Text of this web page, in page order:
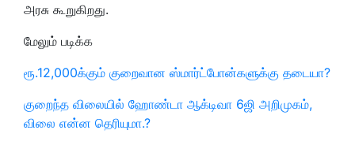
அரசு கூறுகிறது.
மேலும் படிக்க
ரூ.12,000க்கும் குறைவான ஸ்மார்ட்போன்களுக்கு தடையா?
குறைந்த விலையில் ஹோண்டா ஆக்டிவா 6ஜி அறிமுகம்,
விலை என்ன தெரியுமா.?